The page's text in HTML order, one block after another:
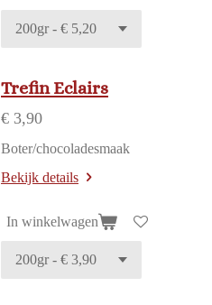
Trefin Eclairs
€ 3,90
Boter/chocoladesmaak
Bekijk details
In winkelwagen